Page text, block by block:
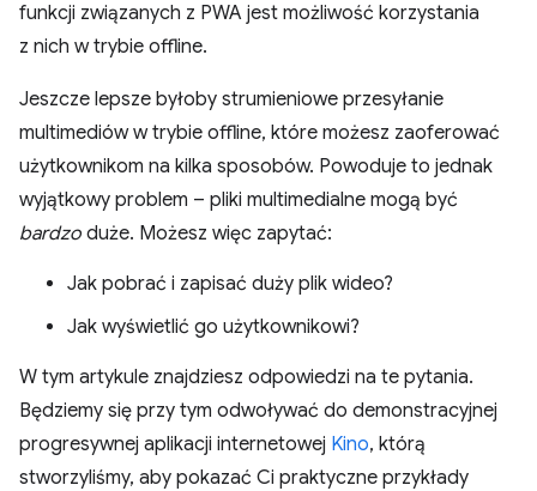
funkcji związanych z PWA jest możliwość korzystania
z nich w trybie offline.
Jeszcze lepsze byłoby strumieniowe przesyłanie
multimediów w trybie offline, które możesz zaoferować
użytkownikom na kilka sposobów. Powoduje to jednak
wyjątkowy problem – pliki multimedialne mogą być
bardzo duże. Możesz więc zapytać:
Jak pobrać i zapisać duży plik wideo?
Jak wyświetlić go użytkownikowi?
W tym artykule znajdziesz odpowiedzi na te pytania.
Będziemy się przy tym odwoływać do demonstracyjnej
progresywnej aplikacji internetowej Kino, którą
stworzyliśmy, aby pokazać Ci praktyczne przykłady